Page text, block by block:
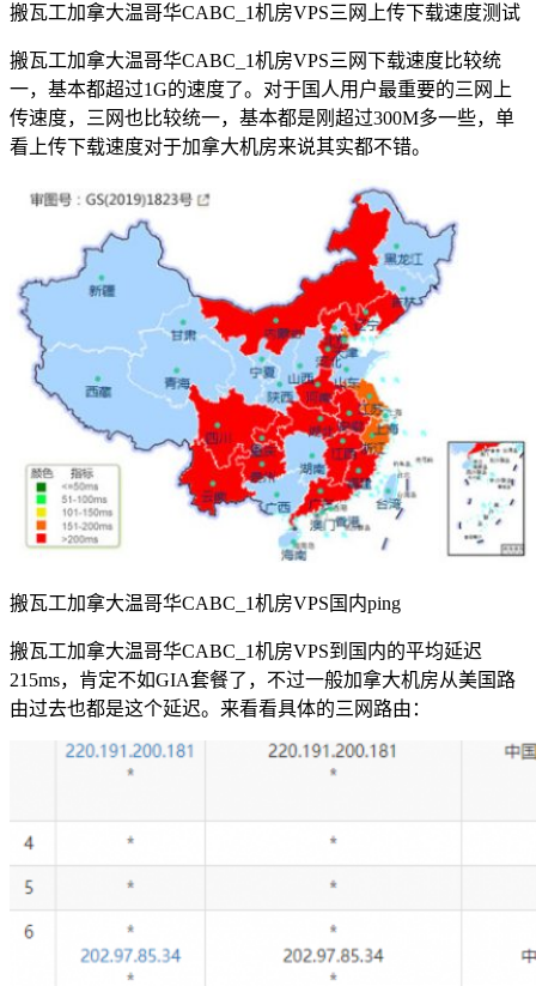
搬瓦工加拿大温哥华CABC_1机房VPS三网上传下载速度测试
搬瓦工加拿大温哥华CABC_1机房VPS三网下载速度比较统
一，基本都超过1G的速度了。对于国人用户最重要的三网上
传速度，三网也比较统一，基本都是刚超过300M多一些，单
看上传下载速度对于加拿大机房来说其实都不错。
搬瓦工加拿大温哥华CABC_1机房VPS国内ping
搬瓦工加拿大温哥华CABC_1机房VPS到国内的平均延迟
215ms，肯定不如GIA套餐了，不过一般加拿大机房从美国路
由过去也都是这个延迟。来看看具体的三网路由：